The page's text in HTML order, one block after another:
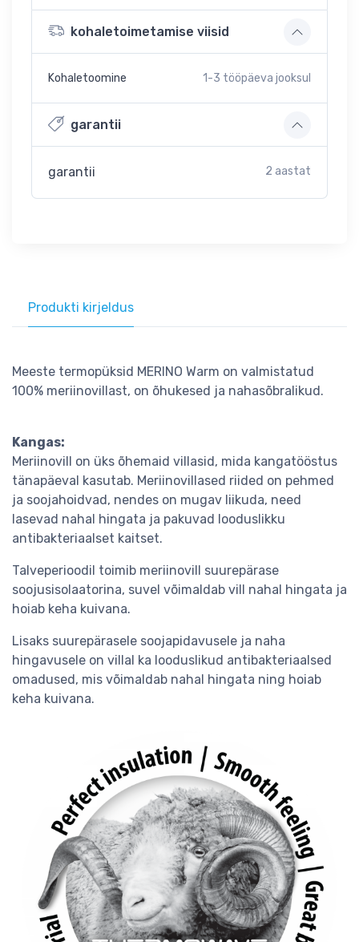
kohaletoimetamise viisid
Kohaletoomine 1-3 tööpäeva jooksul
garantii
garantii 2 aastat
Produkti kirjeldus
Meeste termopüksid MERINO Warm on valmistatud
100% meriinovillast, on õhukesed ja nahasõbralikud.
Kangas:
Meriinovill on üks õhemaid villasid, mida kangatööstus
tänapäeval kasutab. Meriinovillased riided on pehmed
ja soojahoidvad, nendes on mugav liikuda, need
lasevad nahal hingata ja pakuvad looduslikku
antibakteriaalset kaitset.
Talveperioodil toimib meriinovill suurepärase
soojusisolaatorina, suvel võimaldab vill nahal hingata ja
hoiab keha kuivana.
Lisaks suurepärasele soojapidavusele ja naha
hingavusele on villal ka looduslikud antibakteriaalsed
omadused, mis võimaldab nahal hingata ning hoiab
keha kuivana.